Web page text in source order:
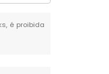
é proibida